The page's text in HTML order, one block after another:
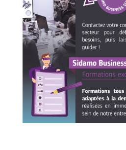
Scies de table
Système grands formats
Table de travail